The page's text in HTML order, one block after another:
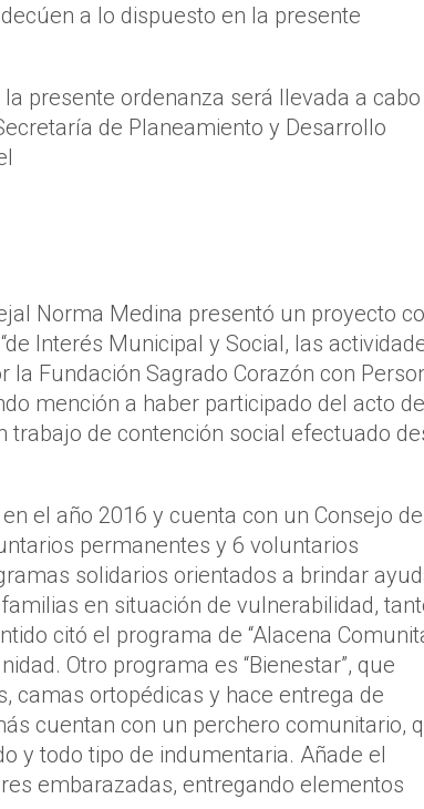
a lo dispuesto en la presente
presente ordenanza será llevada a
de Planeamiento y Desarrollo
Norma Medina presentó un proyecto
Interés Municipal y Social, las
Fundación Sagrado Corazón con
mención a haber participado del acto de
trabajo de contención social efectuado
el año 2016 y cuenta con un Consejo de
permanentes y 6 voluntarios
solidarios orientados a brindar
en situación de vulnerabilidad,
citó el programa de “Alacena
Otro programa es “Bienestar”, que
camas ortopédicas y hace entrega de
cuentan con un perchero comunitario,
y todo tipo de indumentaria. Añade el
embarazadas, entregando elementos